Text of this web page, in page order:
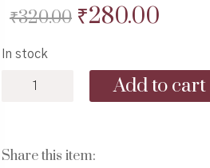
₹320.00 Original
was:
₹320.00.
₹280.00
is:
In stock
Shahar
पुणे
Add to cart
Share this item: